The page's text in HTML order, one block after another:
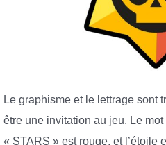
Le graphisme et le lettrage sont
être une invitation au jeu. Le
« STARS » est rouge, et l’étoile